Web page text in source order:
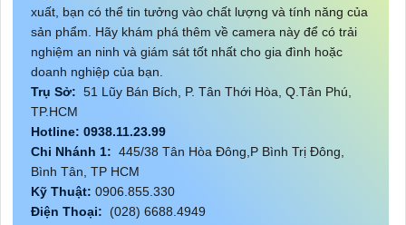
xuất, bạn có thể tin tưởng vào chất lượng và tính năng của
sản phẩm. Hãy khám phá thêm về camera này để có trải
nghiệm an ninh và giám sát tốt nhất cho gia đình hoặc
doanh nghiệp của bạn.
Trụ Sở: 51 Lũy Bán Bích, P. Tân Thới Hòa, Q.Tân Phú,
TP.HCM
Hotline: 0938.11.23.99
Chi Nhánh 1: 445/38 Tân Hòa Đông,P Bình Trị Đông,
Bình Tân, TP HCM
Kỹ Thuật: 0906.855.330
Điện Thoại: (028) 6688.4949